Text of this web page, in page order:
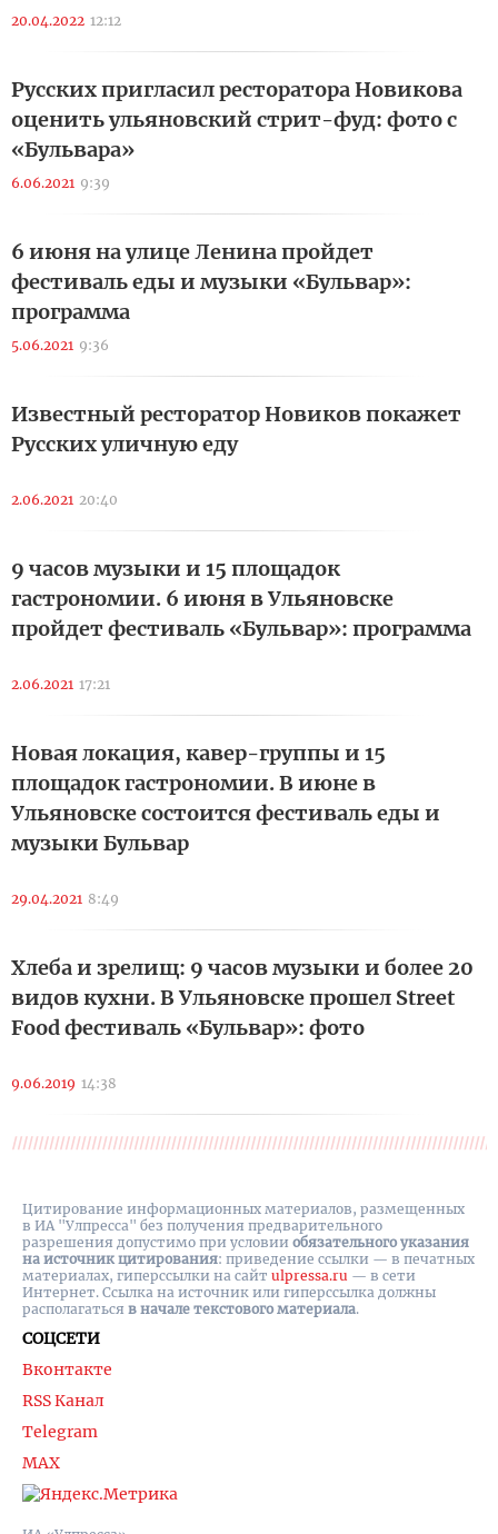
20.04.2022 12:12
Русских пригласил ресторатора Новикова
оценить ульяновский стрит-фуд: фото с
«Бульвара»
6.06.2021 9:39
6 июня на улице Ленина пройдет
фестиваль еды и музыки «Бульвар»:
программа
5.06.2021 9:36
Известный ресторатор Новиков покажет
Русских уличную еду
2.06.2021 20:40
9 часов музыки и 15 площадок
гастрономии. 6 июня в Ульяновске
пройдет фестиваль «Бульвар»: программа
2.06.2021 17:21
Новая локация, кавер-группы и 15
площадок гастрономии. В июне в
Ульяновске состоится фестиваль еды и
музыки Бульвар
29.04.2021 8:49
Хлеба и зрелищ: 9 часов музыки и более 20
видов кухни. В Ульяновске прошел Street
Food фестиваль «Бульвар»: фото
9.06.2019 14:38
СОЦСЕТИ
Вконтакте
RSS Канал
Telegram
MAX
Цитирование информационных материалов, размещенных
в ИА "Улпресса" без получения предварительного
разрешения допустимо при условии обязательного указания
на источник цитирования: приведение ссылки — в печатных
материалах, гиперссылки на cайт ulpressa.ru — в сети
Интернет. Ссылка на источник или гиперссылка должны
располагаться в начале текстового материала.